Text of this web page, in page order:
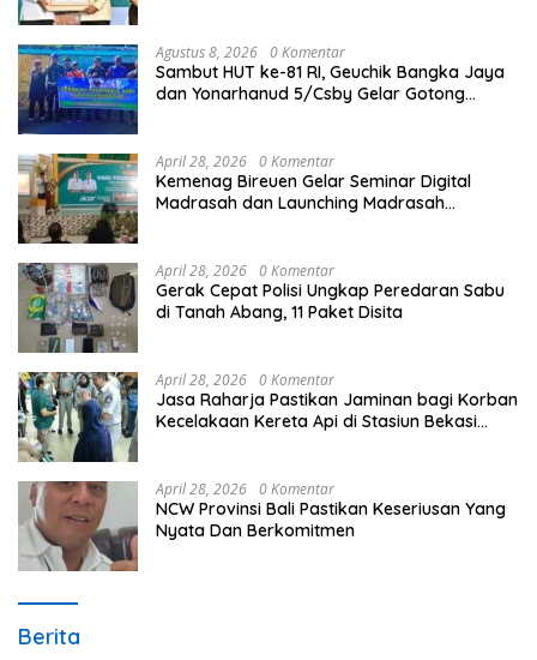
Agustus 8, 2026 0 Komentar
Sambut HUT ke-81 RI, Geuchik Bangka Jaya
dan Yonarhanud 5/Csby Gelar Gotong
April 28, 2026 0 Komentar
Kemenag Bireuen Gelar Seminar Digital
Madrasah dan Launching Madrasah
April 28, 2026 0 Komentar
Gerak Cepat Polisi Ungkap Peredaran Sabu
di Tanah Abang, 11 Paket Disita
April 28, 2026 0 Komentar
Jasa Raharja Pastikan Jaminan bagi Korban
Kecelakaan Kereta Api di Stasiun Bekasi
April 28, 2026 0 Komentar
NCW Provinsi Bali Pastikan Keseriusan Yang
Nyata Dan Berkomitmen
Berita